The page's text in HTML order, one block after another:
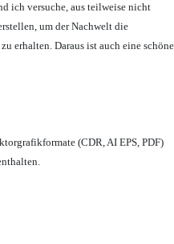
ich versuche, aus teilweise nicht
um der Nachwelt die
erhalten. Daraus ist auch eine schöne
(CDR, AI EPS, PDF)